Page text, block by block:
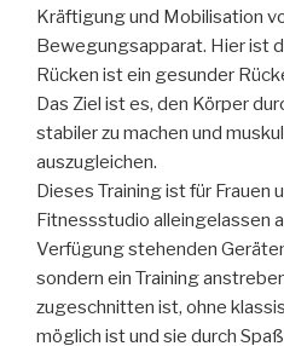
Kräftigung und Mobilisation
Bewegungsapparat. Hier ist
Rücken ist ein gesunder
Das Ziel ist es, den Körper
stabiler zu machen und
auszugleichen.
Dieses Training ist für Frauen
Fitnessstudio alleingelassen
Verfügung stehenden
sondern ein Training
zugeschnitten ist, ohne
möglich ist und sie durch